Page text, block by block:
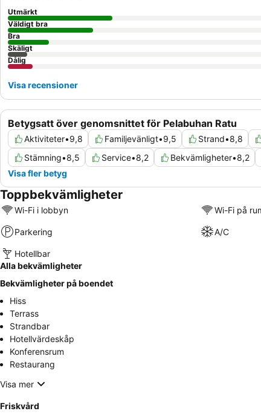
Betygsatt över genomsnittet för Pelabuhan Ratu
Aktiviteter•9,8 Familjevänligt•9,5 Strand•8,8
Stämning•8,5 Service•8,2 Bekvämligheter•8,2
Visa fler betyg
Utmärkt
Väldigt bra
Bra
Skäligt
Dålig
Visa recensioner
Toppbekvämligheter
Wi-Fi i lobbyn Wi-Fi på
Parkering A/C
Hotellbar
Alla bekvämligheter
Bekvämligheter på boendet
Hiss
Terrass
Strandbar
Hotellvärdeskåp
Konferensrum
Restaurang
Visa mer
Friskvård